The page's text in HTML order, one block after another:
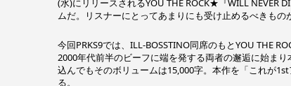
(水)にリリースされるYOU THE ROCK★『WILL NEVER
ムだ。リスナーにとってあまりにも受け止めるべきもの
今回PRKS9では、ILL-BOSSTINO同席のもとYOU THE
2000年代前半のビーフに端を発する両者の邂逅に始ま
込んでもそのボリュームは15,000字。本作を「これが
る。